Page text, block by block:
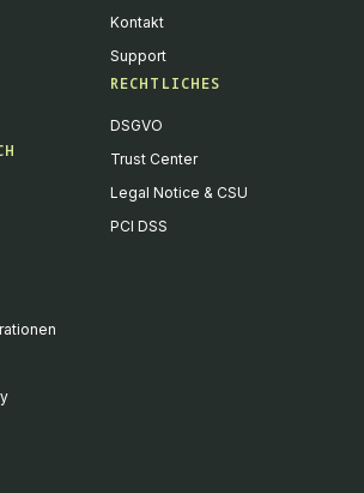
Kontakt
Support
RECHTLICHES
DSGVO
Trust Center
Legal Notice & CSU
PCI DSS
privacy
your data on this site to better
you can decline them all. For more